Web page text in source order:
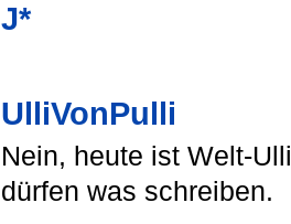
J*
UlliVonPulli
Nein, heute ist Welt-
dürfen was schreiben.